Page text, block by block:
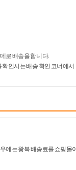
로 배송을 합니다.
인시는 배송 확인 코너에서
에는 왕복 배송료를 쇼핑몰이